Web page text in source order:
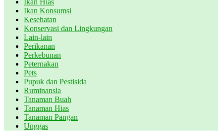
Ikan Hias
Ikan Konsumsi
Kesehatan
Konservasi dan Lingkungan
Lain-lain
Perikanan
Perkebunan
Peternakan
Pets
Pupuk dan Pestisida
Ruminansia
Tanaman Buah
Tanaman Hias
Tanaman Pangan
Unggas